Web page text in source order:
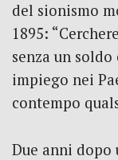
del sionismo
1895:
senza un
impiego nei
contempo
Due anni